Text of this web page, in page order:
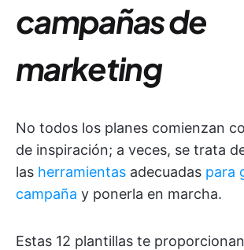
campañas de
marketing
No todos los planes comienzan
de inspiración; a veces, se trata
las herramientas adecuadas para
campaña y ponerla en marcha.
Estas 12 plantillas te